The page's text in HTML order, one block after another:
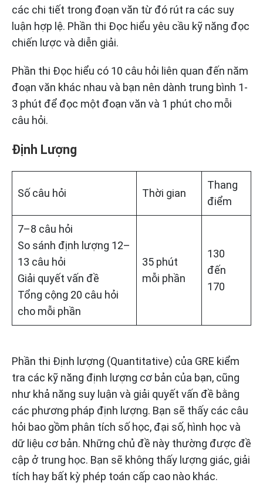
các chi tiết trong đoạn văn từ đó rút ra các suy
luận hợp lệ. Phần thi Đọc hiểu yêu cầu kỹ năng đọc
chiến lược và diễn giải.
Phần thi Đọc hiểu có 10 câu hỏi liên quan đến năm
đoạn văn khác nhau và bạn nên dành trung bình 1-
3 phút để đọc một đoạn văn và 1 phút cho mỗi
câu hỏi.
Định Lượng
Số câu hỏi Thời gian
Thang
điểm
7–8 câu hỏi
So sánh định lượng 12–
13 câu hỏi
Giải quyết vấn đề
Tổng cộng 20 câu hỏi
cho mỗi phần
35 phút
mỗi phần
130
đến
170
Phần thi Định lượng (Quantitative) của GRE kiểm
tra các kỹ năng định lượng cơ bản của bạn, cũng
như khả năng suy luận và giải quyết vấn đề bằng
các phương pháp định lượng. Bạn sẽ thấy các câu
hỏi bao gồm phân tích số học, đại số, hình học và
dữ liệu cơ bản. Những chủ đề này thường được đề
cập ở trung học. Bạn sẽ không thấy lượng giác, giải
tích hay bất kỳ phép toán cấp cao nào khác.